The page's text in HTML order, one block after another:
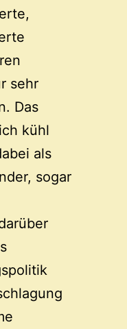
sehr
Das
kühl
als
sogar